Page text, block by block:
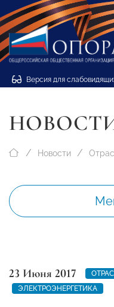
Версия для
Новости
23 Июня 2017
ЭЛЕКТРОЭНЕРГЕТИКА